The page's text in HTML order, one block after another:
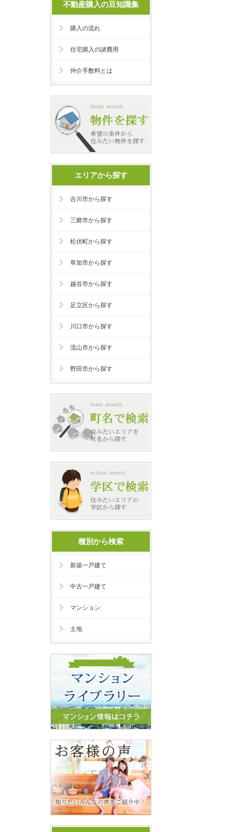
不動産購入の豆知識集
購入の流れ
住宅購入の諸費用
仲介手数料とは
エリアから探す
吉川市から探す
三郷市から探す
松伏町から探す
草加市から探す
越谷市から探す
足立区から探す
川口市から探す
流山市から探す
野田市から探す
種別から検索
新築一戸建て
中古一戸建て
マンション
土地